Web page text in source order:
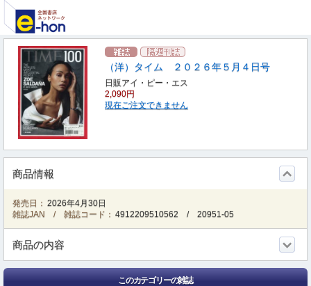
（洋）タイム ２０２６年５月４日号
日販アイ・ピー・エス
2,090円
現在ご注文できません
商品情報
発売日： 2026年4月30日
雑誌JAN / 雑誌コード： 4912209510562 /20951-05
商品の内容
このカテゴリーの雑誌